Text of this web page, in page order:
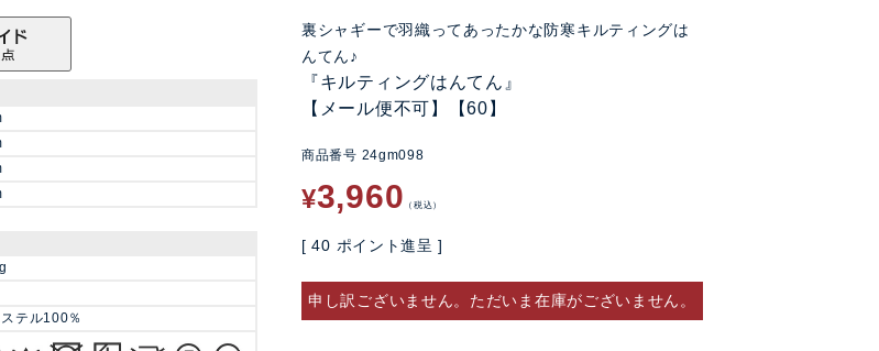
裏シャギーで羽織ってあったかな防寒キルティングは
んてん♪
『キルティングはんてん』
【メール便不可】【60】
商品番号 24gm098
¥3,960 税込
[ 40 ポイント進呈 ]
申し訳ございません。ただいま在庫がございません。
テル100％